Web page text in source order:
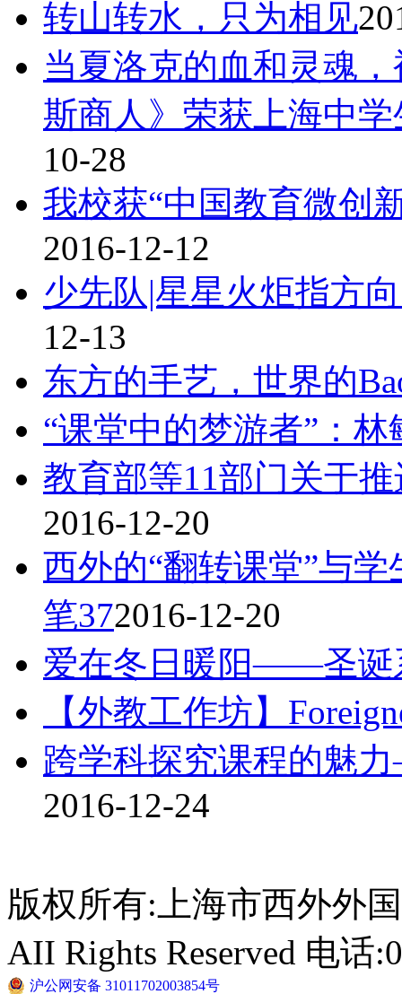
转山转水，只为相见
当夏洛克的血和灵魂
斯商人》荣获上海中
10-28
我校获“中国教育微创
2016-12-12
少先队|星星火炬指方
12-13
东方的手艺，世界的
“课堂中的梦游者”：
教育部等11部门关于
2016-12-20
西外的“翻转课堂”与
笔372016-12-20
爱在冬日暖阳——圣诞
【外教工作坊】
跨学科探究课程的魅
2016-12-24
版权所有:上海市西外外
AII Rights Reserved 电话
沪公网安备 31011702003854号